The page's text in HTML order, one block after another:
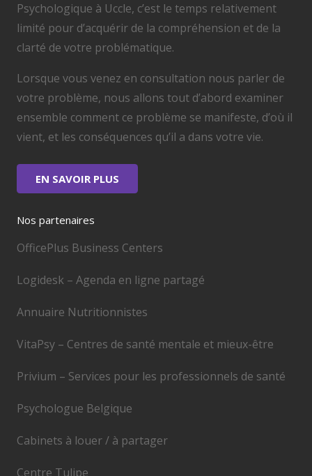
Psychologique à Uccle, c’est le temps relativement
limité pour d’acquérir de la compréhension et de la
clarté de votre problématique.
Lorsque vous venez en consultation nous parler de
votre problème, nous allons tout d’abord examiner
ensemble comment ce problème se manifeste, d’où il
vient, et les conséquences qu’il a dans votre vie.
EN SAVOIR PLUS
Nos partenaires
OfficePlus Business Centers
Logidesk – Agenda en ligne partagé
Annuaire Nutritionnistes
VitaPsy – Centres de santé mentale et mieux-être
Privium – Services pour les professionnels de santé
Psychologue Belgique
Cabinets à louer / à partager
Centre Tulipe